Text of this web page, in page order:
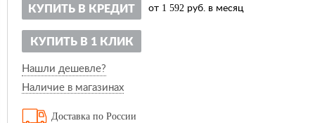
КУПИТЬ В КРЕДИТ от 1 592 руб. в месяц
КУПИТЬ В 1 КЛИК
Нашли дешевле?
Наличие в магазинах
Доставка по России